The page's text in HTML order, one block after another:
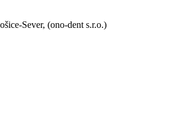
Sever, (ono-dent s.r.o.)